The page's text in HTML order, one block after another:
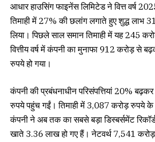
आधार हाउसिंग फाइनेंस लिमिटेड ने वित्त वर्ष
तिमाही में 27% की छलांग लगाते हुए शुद्ध लाभ
लिया। पिछले साल समान तिमाही में यह 245
वित्तीय वर्ष में कंपनी का मुनाफा 912 करोड़ से
रुपये हो गया।
कंपनी की प्रबंधनाधीन परिसंपत्तियां 20%
रुपये पहुंच गईं। तिमाही में 3,087 करोड़ रुपये
कंपनी ने अब तक का सबसे बड़ा डिस्बर्समेंट
खाते 3.36 लाख हो गए हैं। नेटवर्थ 7,541